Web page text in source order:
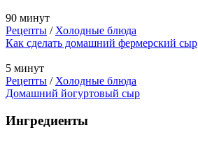
90 минут
Рецепты /Холодные блюда
Как сделать домашний фермерский сыр
5 минут
Рецепты /Холодные блюда
Домашний йогуртовый сыр
Ингредиенты